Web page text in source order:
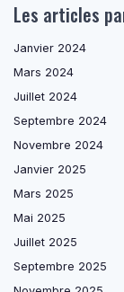
Les articles
Janvier 2024
Mars 2024
Juillet 2024
Septembre 2024
Novembre 2024
Janvier 2025
Mars 2025
Mai 2025
Juillet 2025
Septembre 2025